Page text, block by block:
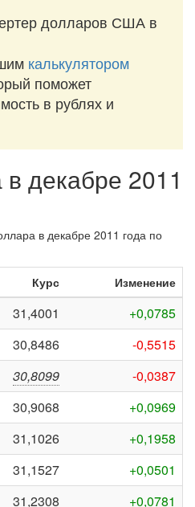
долларов США в
калькулятором
поможет
в рублях и
декабре 2011
в декабре 2011 года по
Курс Изменение
31,4001
+0,0785
30,8486
-0,5515
30,8099
-0,0387
30,9068
+0,0969
31,1026
+0,1958
31,1527
+0,0501
31,2308
+0,0781